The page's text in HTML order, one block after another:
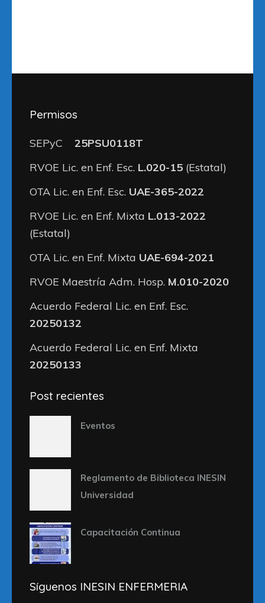
Permisos
SEPyC 25PSU0118T
RVOE Lic. en Enf. Esc. L.020-15 (Estatal)
OTA Lic. en Enf. Esc. UAE-365-2022
RVOE Lic. en Enf. Mixta L.013-2022
(Estatal)
OTA Lic. en Enf. Mixta UAE-694-2021
RVOE Maestría Adm. Hosp. M.010-2020
Acuerdo Federal Lic. en Enf. Esc.
20250132
Acuerdo Federal Lic. en Enf. Mixta
20250133
Post recientes
Eventos
Reglamento de Biblioteca INESIN
Universidad
Capacitación Continua
Síguenos INESIN ENFERMERIA